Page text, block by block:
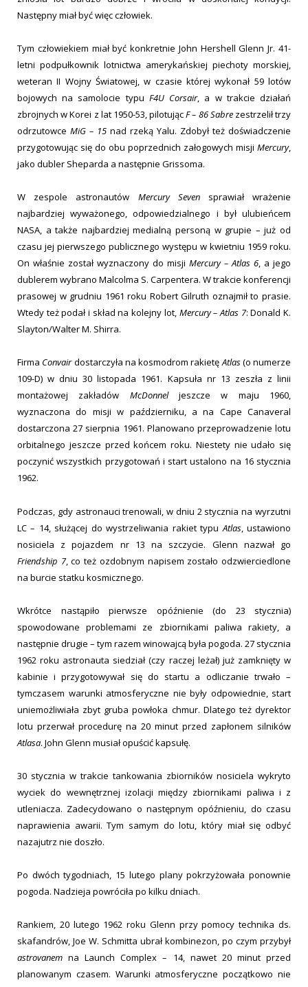
Następny miał być więc człowiek.
Tym człowiekiem miał być konkretnie John Hershell Glenn Jr. 41-
letni podpułkownik lotnictwa amerykańskiej piechoty morskiej,
weteran II Wojny Światowej, w czasie której wykonał 59 lotów
bojowych na samolocie typu F4U Corsair, a w trakcie działań
zbrojnych w Korei z lat 1950-53, pilotującF – 86 Sabrezestrzelił trzy
odrzutowce MiG – 15 nad rzeką Yalu. Zdobył też doświadczenie
przygotowując się do obu poprzednich załogowych misji Mercury,
jako dubler Sheparda a następnie Grissoma.
W zespole astronautów Mercury Sevensprawiał wrażenie
najbardziej wyważonego, odpowiedzialnego i był ulubieńcem
NASA, a także najbardziej medialną personą w grupie – już od
czasu jej pierwszego publicznego występu w kwietniu 1959 roku.
On właśnie został wyznaczony do misji Mercury – Atlas 6, a jego
dublerem wybrano Malcolma S. Carpentera. W trakcie konferencji
prasowej w grudniu 1961 roku Robert Gilruth oznajmił to prasie.
Wtedy też podał i skład na kolejny lot, Mercury – Atlas 7: Donald K.
Slayton/Walter M. Shirra.
Firma Convairdostarczyła na kosmodrom rakietęAtlas(o numerze
109-D) w dniu 30 listopada 1961. Kapsuła nr 13 zeszła z linii
montażowej zakładów McDonneljeszcze w maju 1960,
wyznaczona do misji w październiku, a na Cape Canaveral
dostarczona 27 sierpnia 1961. Planowano przeprowadzenie lotu
orbitalnego jeszcze przed końcem roku. Niestety nie udało się
poczynić wszystkich przygotowań i start ustalono na 16 stycznia
1962.
Podczas, gdy astronauci trenowali, w dniu 2 stycznia na wyrzutni
LC – 14, służącej do wystrzeliwania rakiet typu Atlas, ustawiono
nosiciela z pojazdem nr 13 na szczycie. Glenn nazwał go
Friendship 7, co też ozdobnym napisem zostało odzwierciedlone
na burcie statku kosmicznego.
Wkrótce nastąpiło pierwsze opóźnienie (do 23 stycznia)
spowodowane problemami ze zbiornikami paliwa rakiety, a
następnie drugie – tym razem winowajcą była pogoda. 27 stycznia
1962 roku astronauta siedział (czy raczej leżał) już zamknięty w
kabinie i przygotowywał się do startu a odliczanie trwało –
tymczasem warunki atmosferyczne nie były odpowiednie, start
uniemożliwiała zbyt gruba powłoka chmur. Dlatego też dyrektor
lotu przerwał procedurę na 20 minut przed zapłonem silników
Atlasa. John Glenn musiał opuścić kapsułę.
30 stycznia w trakcie tankowania zbiorników nosiciela wykryto
wyciek do wewnętrznej izolacji między zbiornikami paliwa i z
utleniacza. Zadecydowano o następnym opóźnieniu, do czasu
naprawienia awarii. Tym samym do lotu, który miał się odbyć
nazajutrz nie doszło.
Po dwóch tygodniach, 15 lutego plany pokrzyżowała ponownie
pogoda. Nadzieja powróciła po kilku dniach.
Rankiem, 20 lutego 1962 roku Glenn przy pomocy technika ds.
skafandrów, Joe W. Schmitta ubrał kombinezon, po czym przybył
astrovanem na Launch Complex – 14, nawet 20 minut przed
planowanym czasem. Warunki atmosferyczne początkowo nie